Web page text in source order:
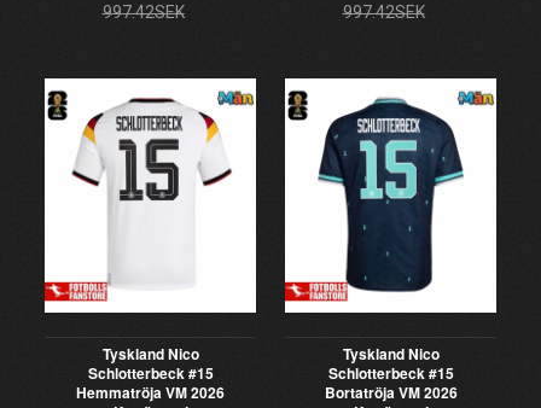
997.42SEK 997.42SEK
Tyskland Nico
Schlotterbeck #15
Hemmatröja VM 2026
Tyskland Nico
Schlotterbeck #15
Bortatröja VM 2026